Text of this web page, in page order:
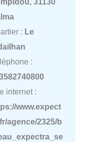
: Le
:
internet :
www.expect
agence/2325/b